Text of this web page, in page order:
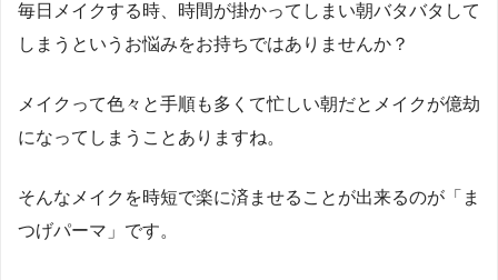
毎日メイクする時、時間が掛かってしまい朝バタバタして
しまうというお悩みをお持ちではありませんか？
メイクって色々と手順も多くて忙しい朝だとメイクが億劫
になってしまうことありますね。
そんなメイクを時短で楽に済ませることが出来るのが「ま
つげパーマ」です。